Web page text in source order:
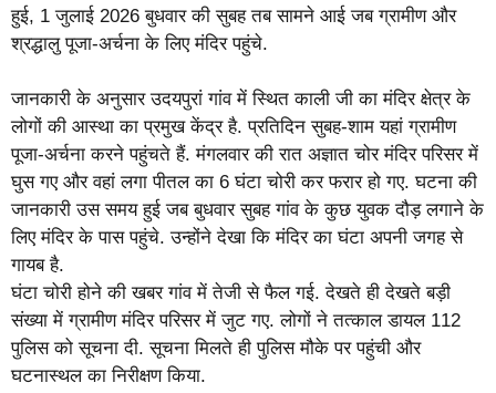
हुई, 1 जुलाई 2026 बुधवार की सुबह तब सामने आई जब ग्रामीण और
श्रद्धालु पूजा-अर्चना के लिए मंदिर पहुंचे.
जानकारी के अनुसार उदयपुरां गांव में स्थित काली जी का मंदिर क्षेत्र के
लोगों की आस्था का प्रमुख केंद्र है. प्रतिदिन सुबह-शाम यहां ग्रामीण
पूजा-अर्चना करने पहुंचते हैं. मंगलवार की रात अज्ञात चोर मंदिर परिसर में
घुस गए और वहां लगा पीतल का 6 घंटा चोरी कर फरार हो गए. घटना की
जानकारी उस समय हुई जब बुधवार सुबह गांव के कुछ युवक दौड़ लगाने के
लिए मंदिर के पास पहुंचे. उन्होंने देखा कि मंदिर का घंटा अपनी जगह से
गायब है.
घंटा चोरी होने की खबर गांव में तेजी से फैल गई. देखते ही देखते बड़ी
संख्या में ग्रामीण मंदिर परिसर में जुट गए. लोगों ने तत्काल डायल 112
पुलिस को सूचना दी. सूचना मिलते ही पुलिस मौके पर पहुंची और
घटनास्थल का निरीक्षण किया.